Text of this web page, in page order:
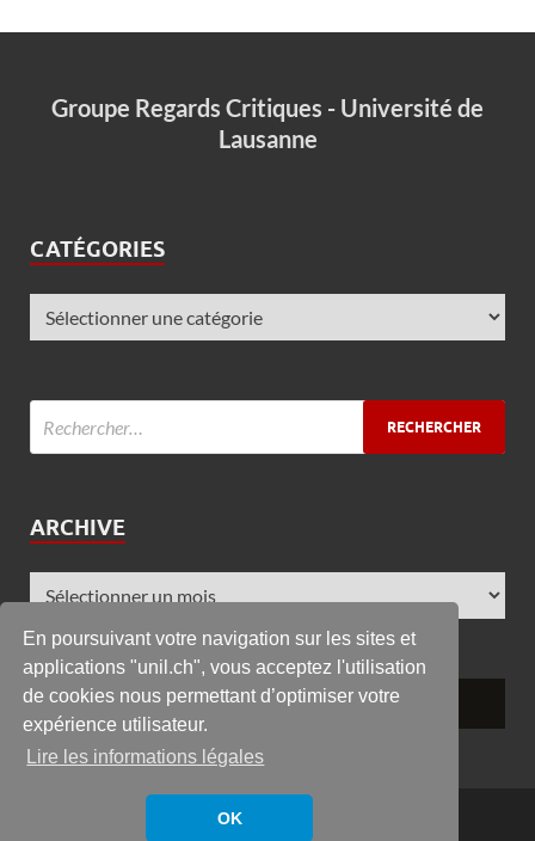
En poursuivant votre navigation sur les sites et
applications "unil.ch", vous acceptez l'utilisation
de cookies nous permettant d’optimiser votre
expérience utilisateur.
Lire les informations légales
OK
Groupe Regards Critiques - Université de
Lausanne
CATÉGORIES
ARCHIVE